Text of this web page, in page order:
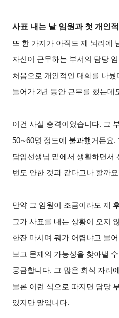
사표 내는 날 임원과 첫 개인
또 한 가지가 아직도 제 뇌리에
자신이 근무하는 부서의 담당
처음으로 개인적인 대화를 나
들어가 2년 동안 근무를 했는데
이건 사실 충격이었습니다. 그
50∼60명 정도에 불과했거든요.
담임선생님 밑에서 생활하면서
번도 안한 것과 같다고나 할까
만약 그 임원이 조금이라도 제
그가 사표를 내는 상황이 오지
한잔 마시며 뭐가 어렵냐고 물
보고 문제의 가능성을 찾아낼
궁금합니다. 그 많은 회식 자리
물론 이런 식으로 따지면 담당
있지만 말입니다.